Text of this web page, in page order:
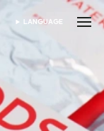
SELECT LANGUAGE
LANGUAGE